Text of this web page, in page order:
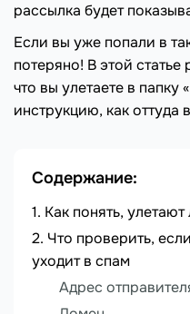
рассылка будет
Если вы уже попали в
потеряно! В этой статье
что вы улетаете в
инструкцию, как оттуда
Содержание:
Как понять,
Что проверить,
уходит в спам
Адрес